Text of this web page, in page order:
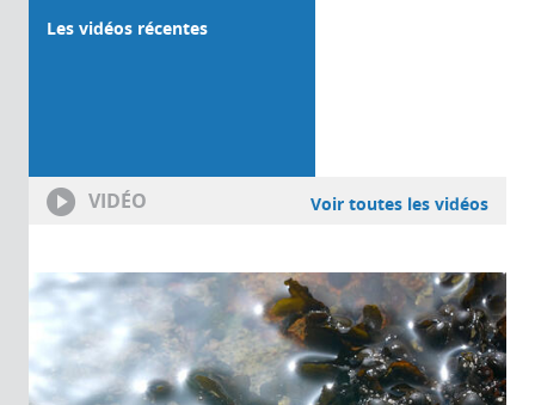
Les vidéos récentes
VIDÉO Voir toutes les vidéos